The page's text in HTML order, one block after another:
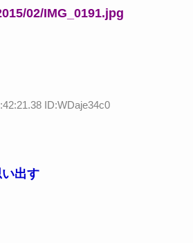
02/IMG_0191.jpg
ID:WDaje34c0
出す